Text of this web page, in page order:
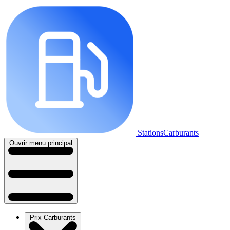
StationsCarburants
Ouvrir menu principal
Prix Carburants